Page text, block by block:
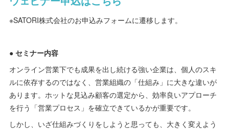
※SATORI株式会社のお申込みフォームに遷移します。
● セミナー内容
オンライン営業下でも成果を出し続ける強い企業は、個人のスキ
ルに依存するのではなく、営業組織の「仕組み」に大きな違いが
あります。ホットな見込み顧客の選定から、効率良いアプローチ
を行う「営業プロセス」を確立できているかが重要です。
しかし、いざ仕組みづくりをしようと思っても、大きく変えよう